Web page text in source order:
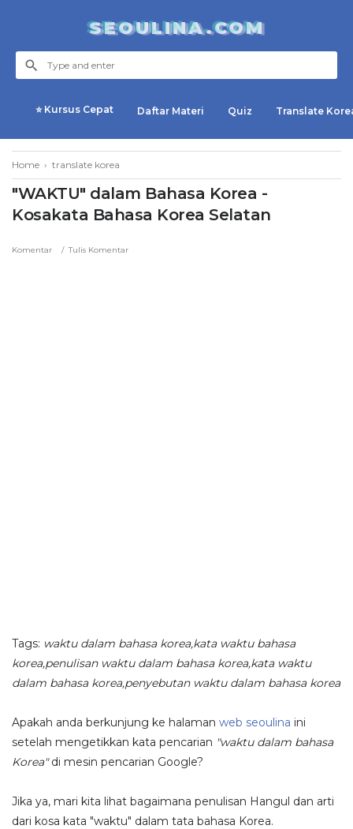
SEOULINA.COM
⭐ Kursus Cepat Daftar Materi Quiz Translate
Home › translate korea
"WAKTU" dalam Bahasa Korea -
Kosakata Bahasa Korea Selatan
Komentar Tulis Komentar
Tags: waktu dalam bahasa korea,kata waktu bahasa
korea,penulisan waktu dalam bahasa korea,kata waktu
dalam bahasa korea,penyebutan waktu dalam bahasa korea
Apakah anda berkunjung ke halaman web seoulina ini
setelah mengetikkan kata pencarian "waktu dalam bahasa
Korea"di mesin pencarian Google?
Jika ya, mari kita lihat bagaimana penulisan Hangul dan arti
dari kosa kata "waktu" dalam tata bahasa Korea.